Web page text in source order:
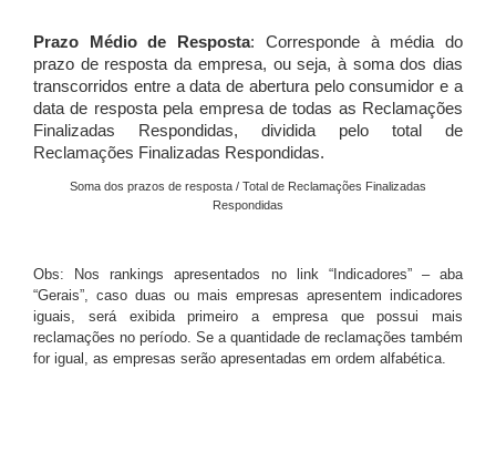
Prazo Médio de Resposta: Corresponde à média do
prazo de resposta da empresa, ou seja, à soma dos dias
transcorridos entre a data de abertura pelo consumidor e a
data de resposta pela empresa de todas as Reclamações
Finalizadas Respondidas, dividida pelo total de
Reclamações Finalizadas Respondidas.
Soma dos prazos de resposta / Total de Reclamações Finalizadas
Respondidas
Obs: Nos rankings apresentados no link “Indicadores” – aba
“Gerais”, caso duas ou mais empresas apresentem indicadores
iguais, será exibida primeiro a empresa que possui mais
reclamações no período. Se a quantidade de reclamações também
for igual, as empresas serão apresentadas em ordem alfabética.